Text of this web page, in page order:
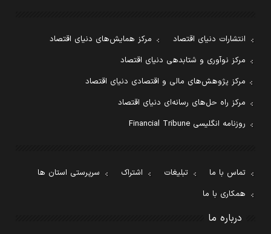
انتشارات دنیای اقتصاد
مرکز همایش‌های دنیای اقتصاد
مرکز نوآوری و شتابدهی دنیای اقتصاد
مرکز پژوهش‌های مالی و اقتصادی دنیای اقتصاد
مرکز راه حل‌های رسانه‌ای دنیای اقتصاد
روزنامه انگلیسی Financial Tribune
تماس با ما تبلیغات اشتراک
سرپرستی استان ها
همکاری با ما
درباره ما